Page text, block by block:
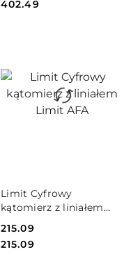
Cena:
402.49
Limit Cyfrowy
kątomierz z liniałem
Cena:
215.09
Cena:
215.09
DO KOSZYKA